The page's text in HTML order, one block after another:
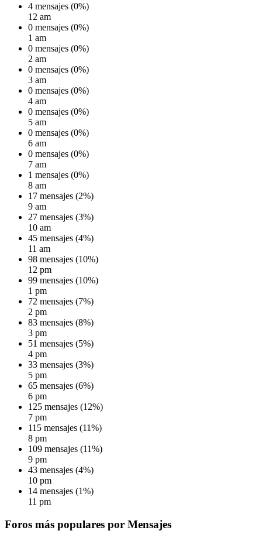
4 mensajes (0%)
12 am
0 mensajes (0%)
1 am
0 mensajes (0%)
2 am
0 mensajes (0%)
3 am
0 mensajes (0%)
4 am
0 mensajes (0%)
5 am
0 mensajes (0%)
6 am
0 mensajes (0%)
7 am
1 mensajes (0%)
8 am
17 mensajes (2%)
9 am
27 mensajes (3%)
10 am
45 mensajes (4%)
11 am
98 mensajes (10%)
12 pm
99 mensajes (10%)
1 pm
72 mensajes (7%)
2 pm
83 mensajes (8%)
3 pm
51 mensajes (5%)
4 pm
33 mensajes (3%)
5 pm
65 mensajes (6%)
6 pm
125 mensajes (12%)
7 pm
115 mensajes (11%)
8 pm
109 mensajes (11%)
9 pm
43 mensajes (4%)
10 pm
14 mensajes (1%)
11 pm
Foros más populares por Mensajes